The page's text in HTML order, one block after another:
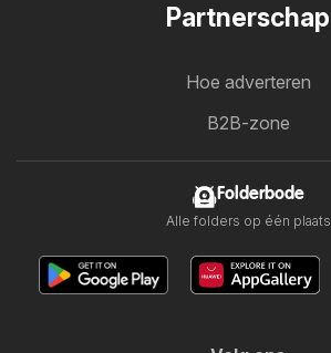
Partnerschap
Hoe adverteren
B2B-zone
Folderbode
Alle folders op één plaats